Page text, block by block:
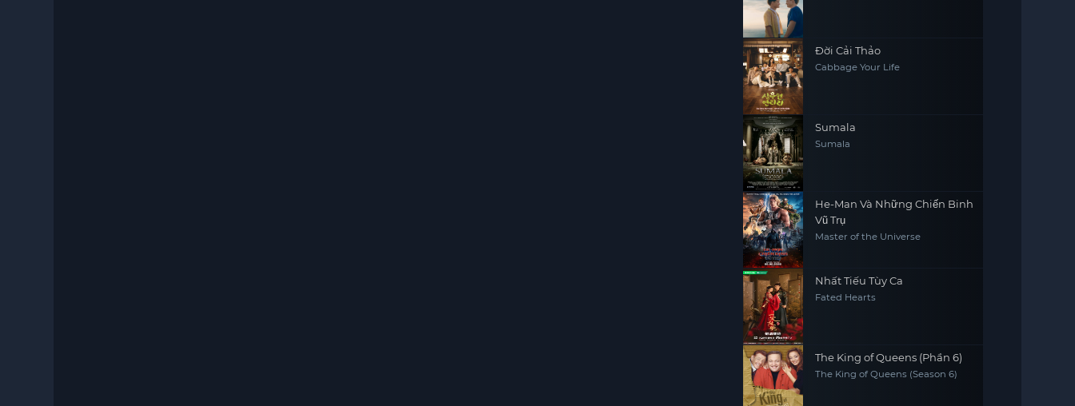
Đời Cải Thảo
Cabbage Your Life
Sumala
Sumala
He-Man Và Những Chiến Binh
Vũ Trụ
Master of the Universe
Nhất Tiếu Tùy Ca
Fated Hearts
The King of Queens (Phần 6)
The King of Queens (Season 6)